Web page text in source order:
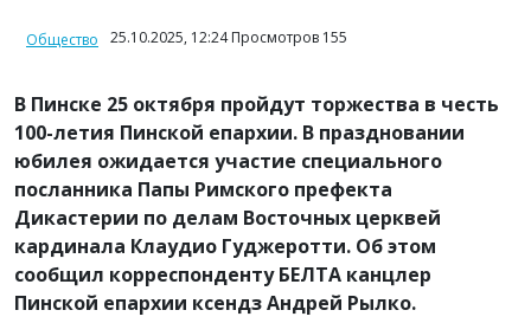
Общество 25.10.2025, 12:24 Просмотров 155
В Пинске 25 октября пройдут торжества в честь
100-летия Пинской епархии. В праздновании
юбилея ожидается участие специального
посланника Папы Римского префекта
Дикастерии по делам Восточных церквей
кардинала Клаудио Гуджеротти. Об этом
сообщил корреспонденту БЕЛТА канцлер
Пинской епархии ксендз Андрей Рылко.